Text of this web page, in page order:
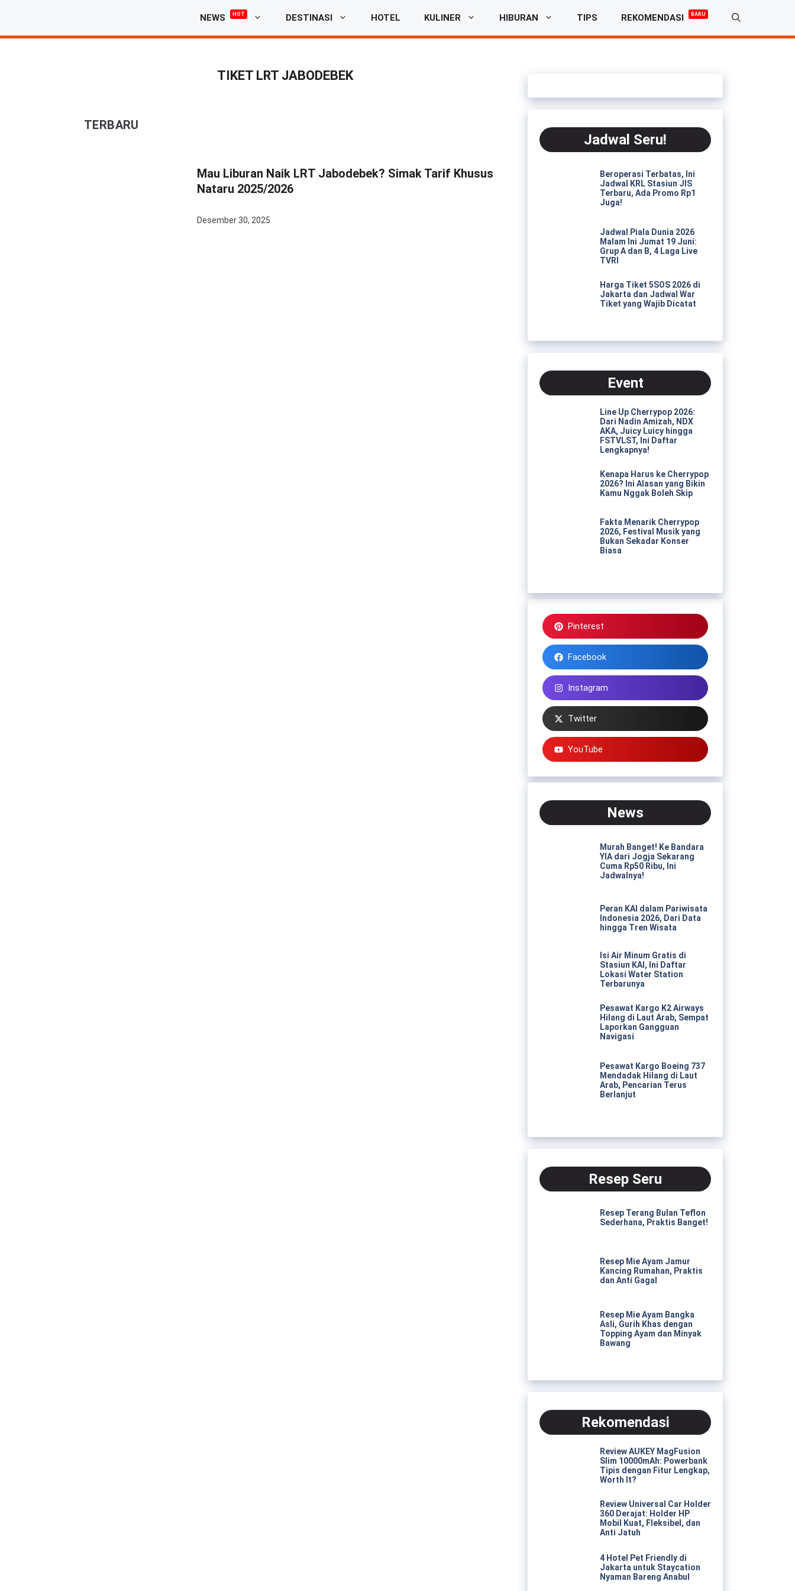
isi
NEWS HOT DESTINASI HOTEL KULINER HIBURAN TIPS REKOMENDASI BARU
TIKET LRT JABODEBEK
TERBARU
Mau Liburan Naik LRT Jabodebek? Simak Tarif Khusus
Nataru 2025/2026
Desember 30, 2025
Jadwal Seru!
Beroperasi Terbatas, Ini
Jadwal KRL Stasiun JIS
Terbaru, Ada Promo Rp1
Juga!
Jadwal Piala Dunia 2026
Malam Ini Jumat 19 Juni:
Grup A dan B, 4 Laga Live
TVRI
Harga Tiket 5SOS 2026 di
Jakarta dan Jadwal War
Tiket yang Wajib Dicatat
Event
Line Up Cherrypop 2026:
Dari Nadin Amizah, NDX
AKA, Juicy Luicy hingga
FSTVLST, Ini Daftar
Lengkapnya!
Kenapa Harus ke Cherrypop
2026? Ini Alasan yang Bikin
Kamu Nggak Boleh Skip
Fakta Menarik Cherrypop
2026, Festival Musik yang
Bukan Sekadar Konser
Biasa
Pinterest
Facebook
Instagram
Twitter
YouTube
News
Murah Banget! Ke Bandara
YIA dari Jogja Sekarang
Cuma Rp50 Ribu, Ini
Jadwalnya!
Peran KAI dalam Pariwisata
Indonesia 2026, Dari Data
hingga Tren Wisata
Isi Air Minum Gratis di
Stasiun KAI, Ini Daftar
Lokasi Water Station
Terbarunya
Pesawat Kargo K2 Airways
Hilang di Laut Arab, Sempat
Laporkan Gangguan
Navigasi
Pesawat Kargo Boeing 737
Mendadak Hilang di Laut
Arab, Pencarian Terus
Berlanjut
Resep Seru
Resep Terang Bulan Teflon
Sederhana, Praktis Banget!
Resep Mie Ayam Jamur
Kancing Rumahan, Praktis
dan Anti Gagal
Resep Mie Ayam Bangka
Asli, Gurih Khas dengan
Topping Ayam dan Minyak
Bawang
Rekomendasi
Review AUKEY MagFusion
Slim 10000mAh: Powerbank
Tipis dengan Fitur Lengkap,
Worth It?
Review Universal Car Holder
360 Derajat: Holder HP
Mobil Kuat, Fleksibel, dan
Anti Jatuh
4 Hotel Pet Friendly di
Jakarta untuk Staycation
Nyaman Bareng Anabul